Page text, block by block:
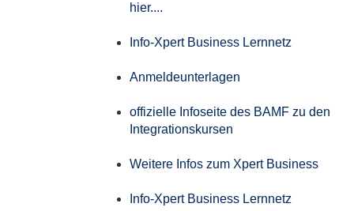
hier....
Info-Xpert Business Lernnetz
Anmeldeunterlagen
offizielle Infoseite des BAMF zu den
Integrationskursen
Weitere Infos zum Xpert Business
Info-Xpert Business Lernnetz